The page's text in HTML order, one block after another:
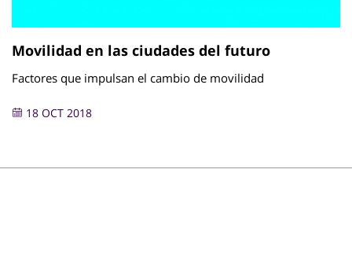
Movilidad en las ciudades del futuro
Factores que impulsan el cambio de movilidad
18 OCT 2018